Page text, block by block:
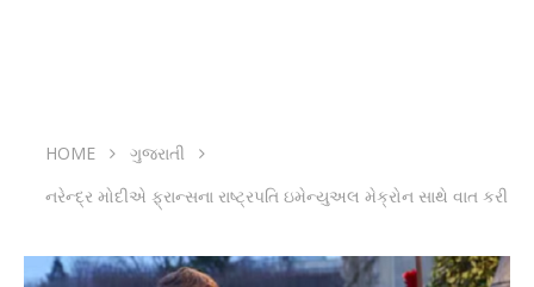
HOME
ગુજરાતી
નરેન્દ્ર મોદીએ ફ્રાન્સના રાષ્ટ્રપતિ ઇમેન્યુઅલ મેક્રોન સાથે વાત કરી